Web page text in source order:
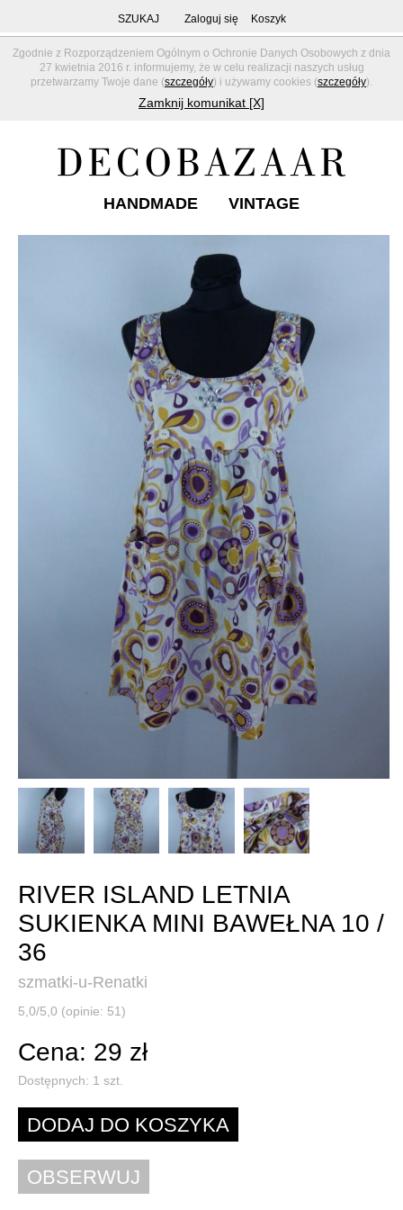
Zgodnie z Rozporządzeniem Ogólnym o Ochronie Danych Osobowych z dnia
27 kwietnia 2016 r. informujemy, że w celu realizacji naszych usług
przetwarzamy Twoje dane (szczegóły) i używamy cookies (szczegóły).
Zamknij komunikat [X]
SZUKAJ Zaloguj się Koszyk
HANDMADE VINTAGE
RIVER ISLAND LETNIA
SUKIENKA MINI BAWEŁNA 10 /
36
szmatki-u-Renatki
5,0/5,0 (opinie: 51)
Cena: 29 zł
Dostępnych: 1 szt.